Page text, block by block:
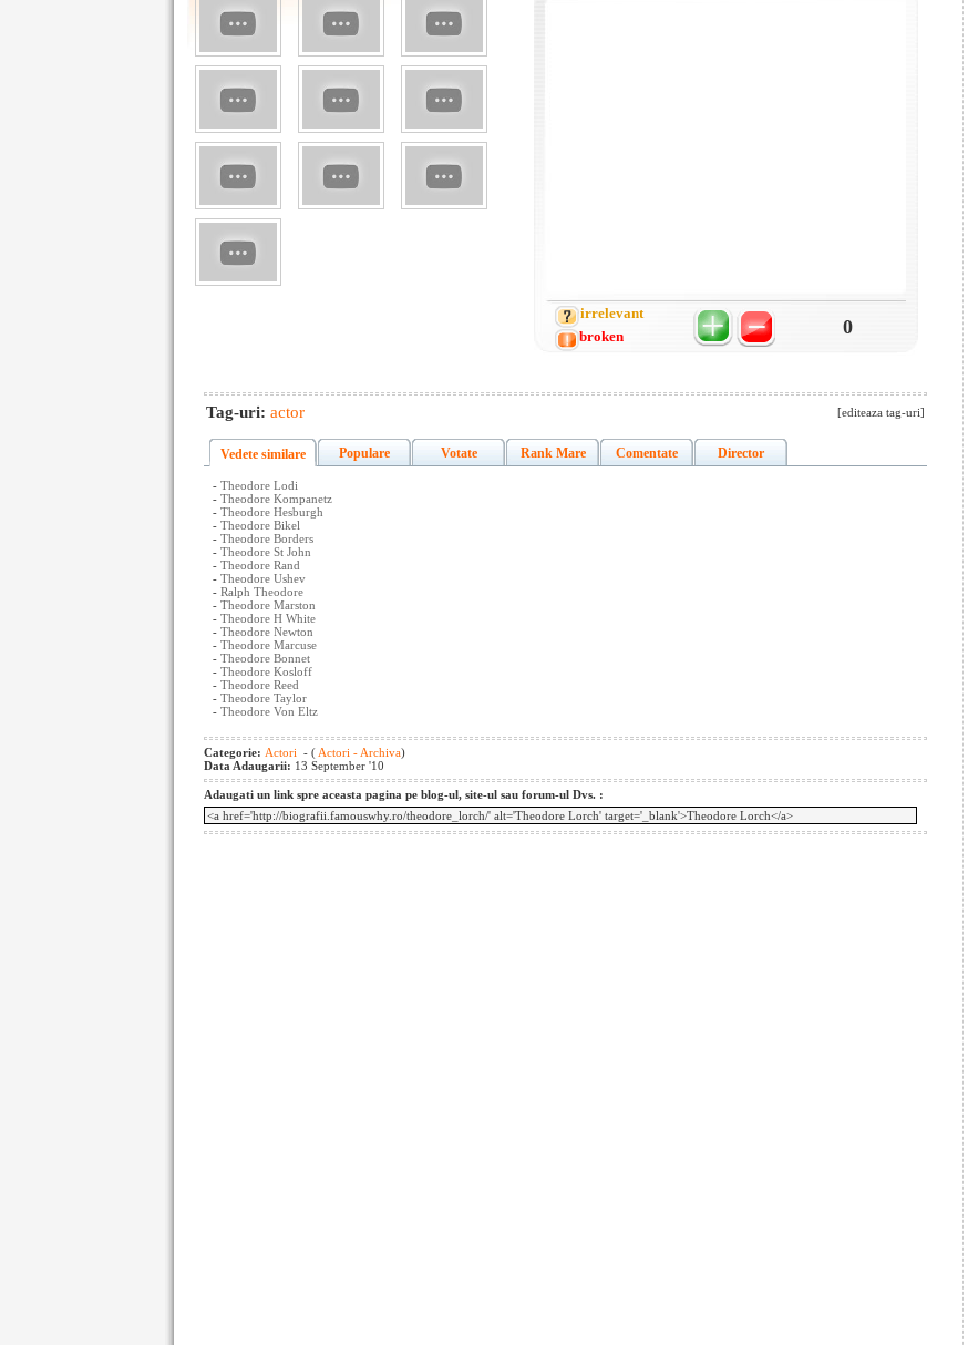
irrelevant
0
broken
Tag-uri: actor [editeaza tag-uri]
Vedete similare Populare Votate Rank Mare Comentate Director
- Theodore Lodi
- Theodore Kompanetz
- Theodore Hesburgh
- Theodore Bikel
- Theodore Borders
- Theodore St John
- Theodore Rand
- Theodore Ushev
- Ralph Theodore
- Theodore Marston
- Theodore H White
- Theodore Newton
- Theodore Marcuse
- Theodore Bonnet
- Theodore Kosloff
- Theodore Reed
- Theodore Taylor
- Theodore Von Eltz
Categorie: Actori - ( Actori - Archiva)
Data Adaugarii: 13 September '10
Adaugati un link spre aceasta pagina pe blog-ul, site-ul sau forum-ul Dvs. :